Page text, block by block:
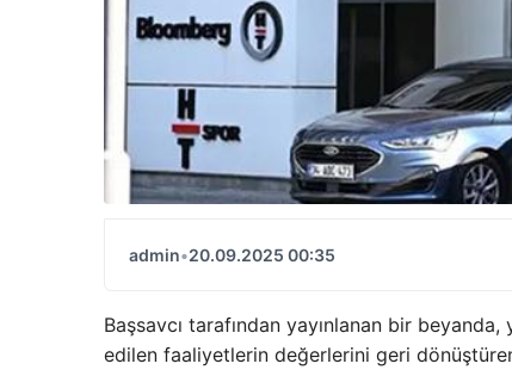
admin•20.09.2025 00:35
Başsavcı tarafından yayınlanan bir
edilen faaliyetlerin değerlerini geri